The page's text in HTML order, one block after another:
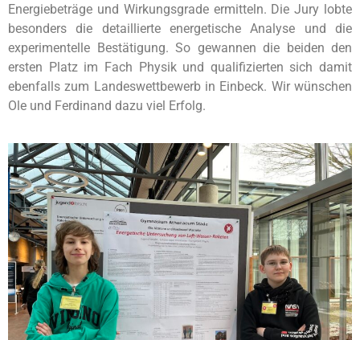
Energiebeträge und Wirkungsgrade ermitteln. Die Jury lobte
besonders die detaillierte energetische Analyse und die
experimentelle Bestätigung. So gewannen die beiden den
ersten Platz im Fach Physik und qualifizierten sich damit
ebenfalls zum Landeswettbewerb in Einbeck. Wir wünschen
Ole und Ferdinand dazu viel Erfolg.